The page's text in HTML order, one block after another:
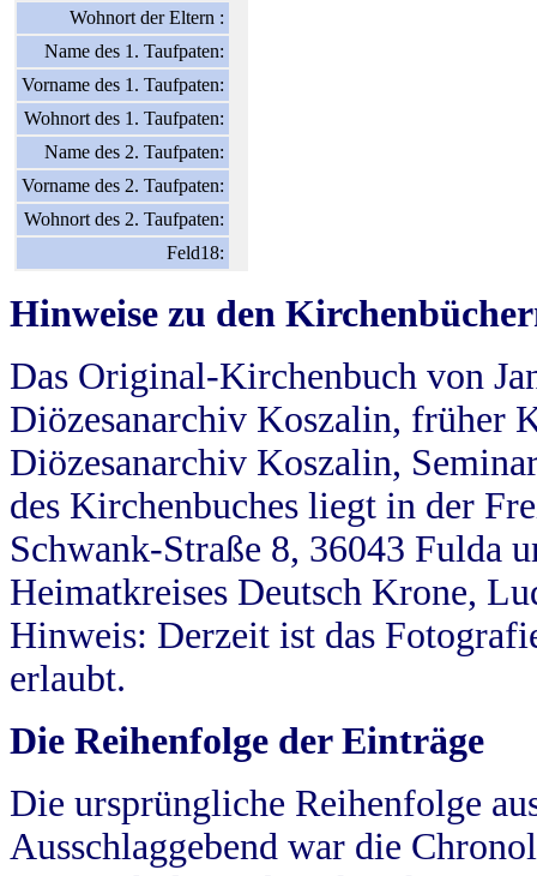
Wohnort der Eltern :
Name des 1. Taufpaten:
Vorname des 1. Taufpaten:
Wohnort des 1. Taufpaten:
Name des 2. Taufpaten:
Vorname des 2. Taufpaten:
Wohnort des 2. Taufpaten:
Feld18:
Hinweise zu den
Das Original-Kirchenbuch von
Diözesanarchiv Koszalin, früher
Diözesanarchiv Koszalin,
des Kirchenbuches liegt in der
Schwank-Straße 8, 36043 Fulda
Heimatkreises Deutsch Krone,
Hinweis: Derzeit ist das
erlaubt.
Die Reihenfolge der Einträge
Die ursprüngliche Reihenfolge
Ausschlaggebend war die